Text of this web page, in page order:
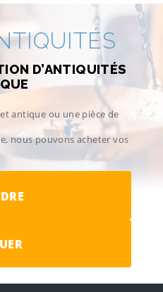
D’ANTIQUITÉS
antique ou une pièce de
nous pouvons acheter vos